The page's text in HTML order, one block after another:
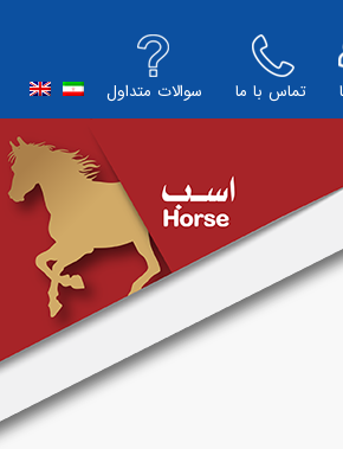
تماس با ما سوالات متداول